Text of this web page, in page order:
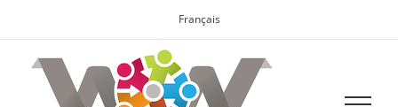
to
content
Français